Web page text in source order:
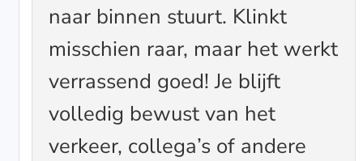
naar binnen stuurt. Klinkt
misschien raar, maar het werkt
verrassend goed! Je blijft
volledig bewust van het
verkeer, collega’s of andere